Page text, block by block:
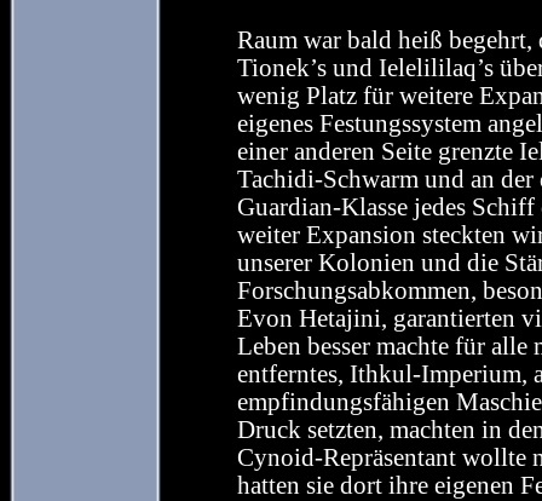
Raum war bald heiß
Tionek’s und Ielelililaq’s
wenig Platz für weitere
eigenes Festungssystem
einer anderen Seite grenzte
Tachidi-Schwarm und an
Guardian-Klasse jedes Schiff
weiter Expansion steckten
unserer Kolonien und die
Forschungsabkommen,
Evon Hetajini, garantierten
Leben besser machte für alle
entferntes, Ithkul-Imperium,
empfindungsfähigen
Druck setzten, machten in
Cynoid-Repräsentant wollte
hatten sie dort ihre eigenen